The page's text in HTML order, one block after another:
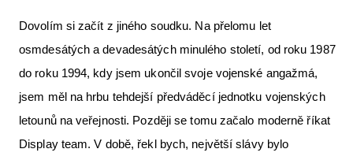
Dovolím si začít z jiného soudku. Na přelomu let
osmdesátých a devadesátých minulého století, od roku 1987
do roku 1994, kdy jsem ukončil svoje vojenské angažmá,
jsem měl na hrbu tehdejší předváděcí jednotku vojenských
letounů na veřejnosti. Později se tomu začalo moderně říkat
Display team. V době, řekl bych, největší slávy bylo
Aktuální FR + archiv
Letecká muzea
The SAFE Guide app
Nabídky práce v letectví